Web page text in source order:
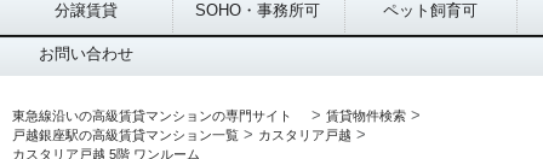
分譲賃貸 SOHO・事務所可 ペット飼育可
お問い合わせ
東急線沿いの高級賃貸マンションの専門サイト > 賃貸物件検索 >
戸越銀座駅の高級賃貸マンション一覧 > カスタリア戸越 >
カスタリア戸越 5階 ワンルーム